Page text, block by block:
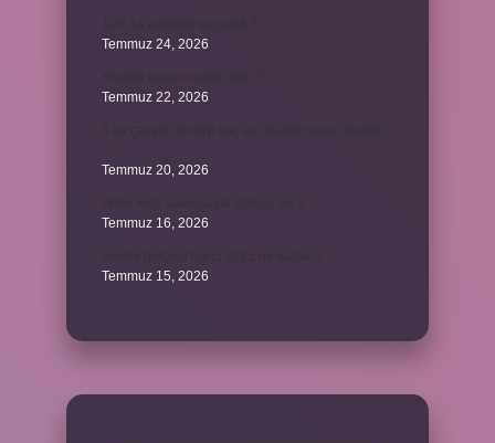
Temmuz 24, 2026
Temmuz 22, 2026
Temmuz 20, 2026
Temmuz 16, 2026
Temmuz 15, 2026